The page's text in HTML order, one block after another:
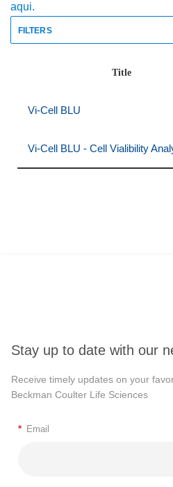
aqui.
FILTERS
Title
Vi-Cell BLU
Stay up to date with our
Receive timely updates on your
Beckman Coulter Life Sciences
* Email